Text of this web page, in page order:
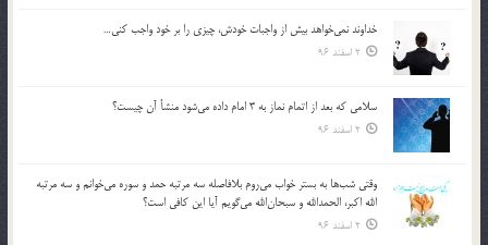
خداوند نمي‌خواهد بيش از واجبات خودش، چيزي را بر خود واجب كني…
2 اسفند 96
سلامي كه بعد از اتمام نماز به 3 امام داده مي‌شود منشأ آن چيست؟
2 اسفند 96
وقتي شب‌ها به بستر خواب مي‌روم بلافاصله سه مرتبه حمد و سوره مي‌خوانم و سه مرتبه
الله اكبر، الحمدالله و سبحان‌الله مي‌گويم آيا اين كافي است؟
2 اسفند 96